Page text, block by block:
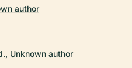
author
Unknown author